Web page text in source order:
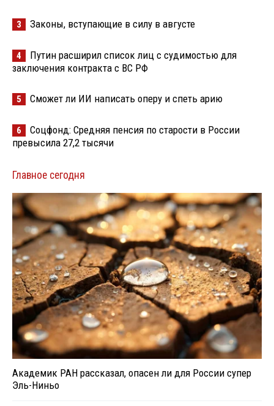
3 Законы, вступающие в силу в августе
4
Путин расширил список лиц с судимостью для
заключения контракта с ВС РФ
5 Сможет ли ИИ написать оперу и спеть арию
6
Соцфонд: Средняя пенсия по старости в России
превысила 27,2 тысячи
Главное сегодня
Академик РАН рассказал, опасен ли для России супер
Эль-Ниньо